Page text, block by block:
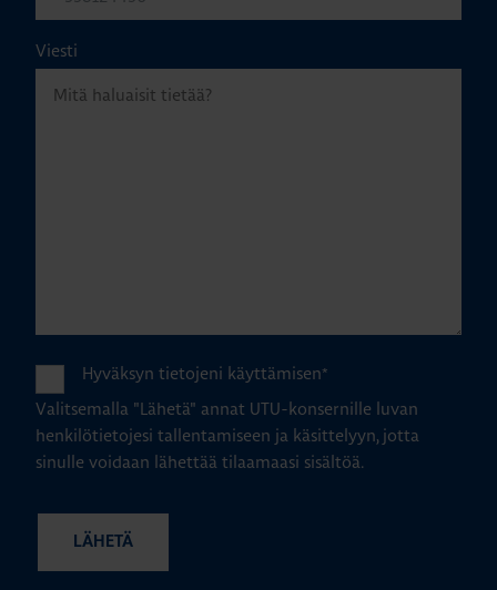
Viesti
Hyväksyn tietojeni käyttämisen*
Valitsemalla "Lähetä" annat UTU-konsernille luvan
henkilötietojesi tallentamiseen ja käsittelyyn, jotta
sinulle voidaan lähettää tilaamaasi sisältöä.